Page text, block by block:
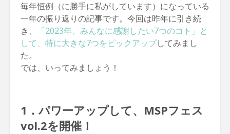
毎年恒例（に勝手に私がしています）になっている
一年の振り返りの記事です。今回は昨年に引き続
き、
「2023年、みんなに感謝したい7つのコト」と
して、特に大きな7つをピックアップしてみまし
た。
では、いってみましょう！
1．パワーアップして、MSPフェス
vol.2を開催！